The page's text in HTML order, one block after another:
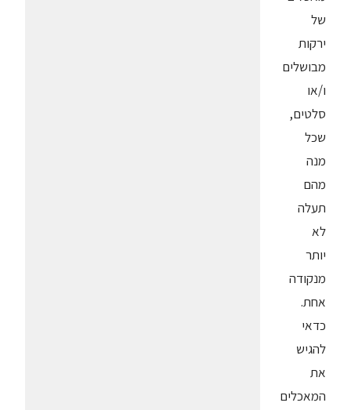
של
ירקות
מבושלים
ו/או
סלטים,
שכל
מנה
מהם
תעלה
לא
יותר
מנקודה
אחת.
כדאי
להגיש
את
המאכלים